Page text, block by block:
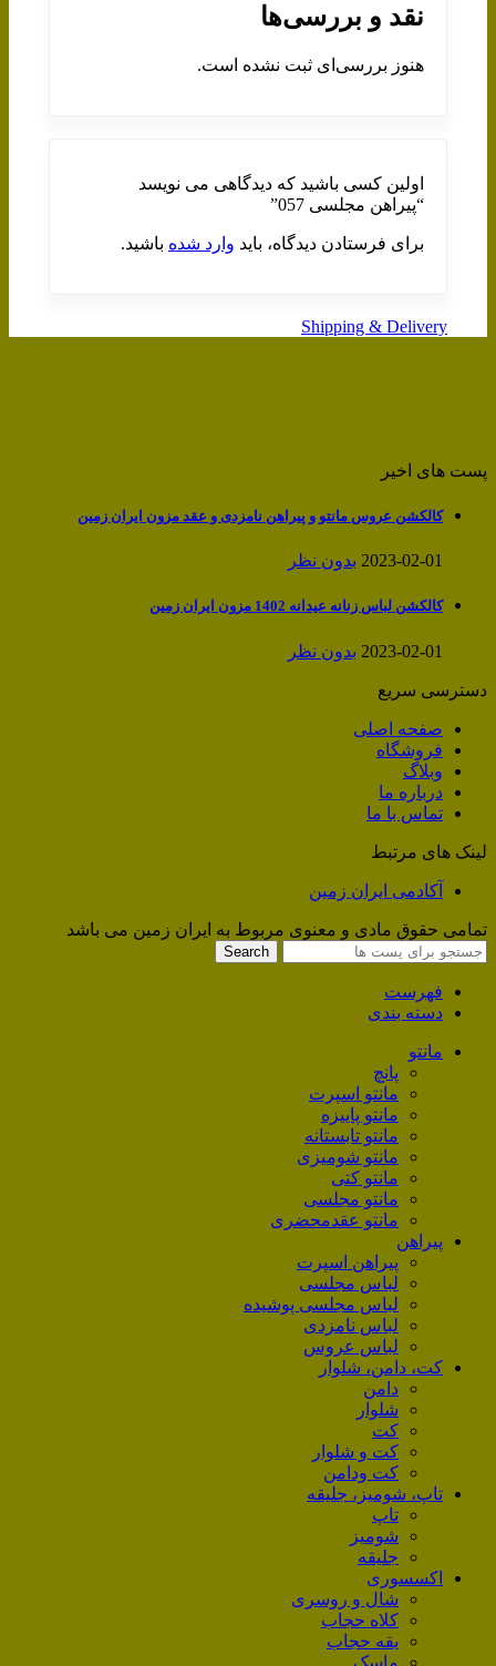
نقد و بررسی‌ها
هنوز بررسی‌ای ثبت نشده است.
اولین کسی باشید که دیدگاهی می نویسد
“پیراهن مجلسی 057”
برای فرستادن دیدگاه، باید وارد شده باشید.
Shipping & Delivery
پست های اخیر
کالکشن عروس مانتو و پیراهن نامزدی و عقد مزون ایران زمین
2023-02-01 بدون نظر
کالکشن لباس زنانه عیدانه 1402 مزون ایران زمین
2023-02-01 بدون نظر
دسترسی سریع
صفحه اصلی
فروشگاه
وبلاگ
درباره ما
تماس با ما
لینک های مرتبط
آکادمی ایران زمین
تمامی حقوق مادی و معنوی مربوط به ایران زمین می باشد
Search
فهرست
دسته بندی
مانتو
پانچ
مانتو اسپرت
مانتو پاییزه
مانتو تابستانه
مانتو شومیزی
مانتو کتی
مانتو مجلسی
مانتو عقد‌محضری
پیراهن
پیراهن اسپرت
لباس مجلسی
لباس مجلسی پوشیده
لباس نامزدی
لباس عروس
کت، دامن، شلوار
دامن
شلوار
کت
کت و شلوار
کت ودامن
تاپ، شومیز، جلیقه
تاپ
شومیز
جلیقه
اکسسوری
شال و روسری
کلاه حجاب
یقه حجاب
ماسک